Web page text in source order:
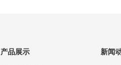
产品展示 新闻